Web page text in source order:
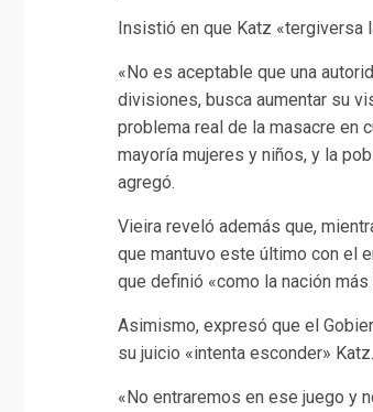
Insistió en que Katz «tergiversa
«No es aceptable que una
divisiones, busca aumentar su
problema real de la masacre en
mayoría mujeres y niños, y la
agregó.
Vieira reveló además que,
que mantuvo este último con el
que definió «como la nación
Asimismo, expresó que el
su juicio «intenta esconder» Katz.
«No entraremos en ese juego y